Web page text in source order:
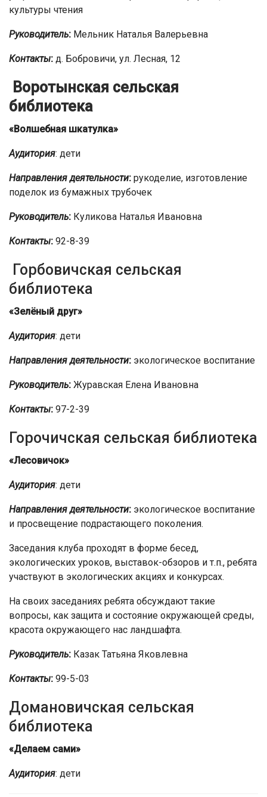
культуры чтения
Руководитель: Мельник Наталья Валерьевна
Контакты: д. Бобровичи, ул. Лесная, 12
Воротынская сельская
библиотека
«Волшебная шкатулка»
Аудитория: дети
Направления деятельности: рукоделие, изготовление
поделок из бумажных трубочек
Руководитель: Куликова Наталья Ивановна
Контакты: 92-8-39
Горбовичская сельская
библиотека
«Зелёный друг»
Аудитория: дети
Направления деятельности: экологическое воспитание
Руководитель: Журавская Елена Ивановна
Контакты: 97-2-39
Горочичская сельская библиотека
«Лесовичок»
Аудитория: дети
Направления деятельности: экологическое воспитание
и просвещение подрастающего поколения.
Заседания клуба проходят в форме бесед,
экологических уроков, выставок-обзоров и т.п., ребята
участвуют в экологических акциях и конкурсах.
На своих заседаниях ребята обсуждают такие
вопросы, как защита и состояние окружающей среды,
красота окружающего нас ландшафта.
Руководитель: Казак Татьяна Яковлевна
Контакты: 99-5-03
Домановичская сельская
библиотека
«Делаем сами»
Аудитория: дети